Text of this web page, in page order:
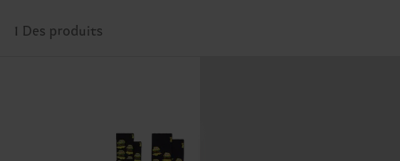
1 Des produits